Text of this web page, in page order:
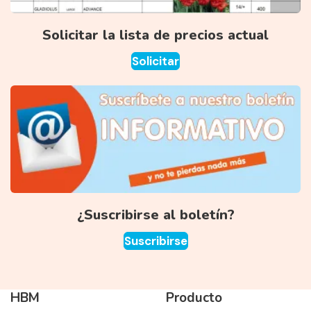
Solicitar la lista de precios actual
Solicitar
¿Suscribirse al boletín?
Suscribirse
HBM Producto